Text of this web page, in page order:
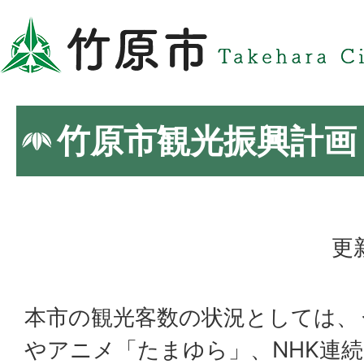
竹原市観光振興計画
更
本市の観光客数の状況としては
やアニメ「たまゆら」、NHK連